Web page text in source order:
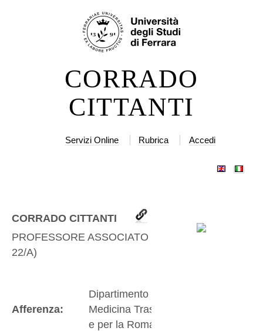
CORRADO
CITTANTI
Servizi Online Rubrica Accedi
CORRADO CITTANTI
PROFESSORE ASSOCIATO
22/A)
Afferenza:
Dipartimento di
Medicina Traslazionale
e per la Romagna